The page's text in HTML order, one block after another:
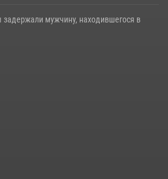
мужчину, находившегося в